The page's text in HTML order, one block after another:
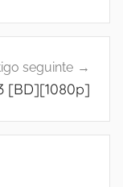
seguinte
[BD][1080p]